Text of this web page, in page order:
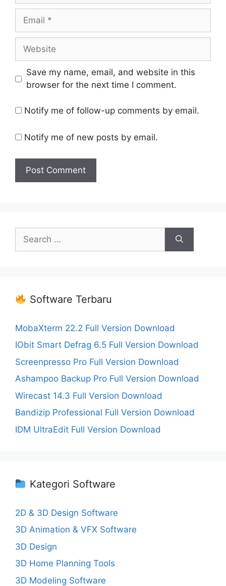
Email
Website
Save my name, email, and website in this
browser for the next time I comment.
Notify me of follow-up comments by email.
Notify me of new posts by email.
for:
Software Terbaru
MobaXterm 22.2 Full Version Download
IObit Smart Defrag 6.5 Full Version Download
Screenpresso Pro Full Version Download
Ashampoo Backup Pro Full Version Download
Wirecast 14.3 Full Version Download
Bandizip Professional Full Version Download
IDM UltraEdit Full Version Download
Kategori Software
2D & 3D Design Software
3D Animation & VFX Software
3D Design
3D Home Planning Tools
3D Modeling Software